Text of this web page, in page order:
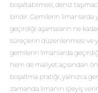
boşaltabilmesi, deniz
biridir. Gemilerin limanlarda
geçirdiği aşamaların ne
süreçlerin düzenlenmesi ve
gemilerin limanlarda
hem de maliyet açısından
boşaltma pratiği, yalnızca
zamanda limanın işleyiş